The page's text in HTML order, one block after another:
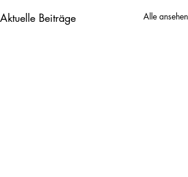
Aktuelle Beiträge Alle ansehen